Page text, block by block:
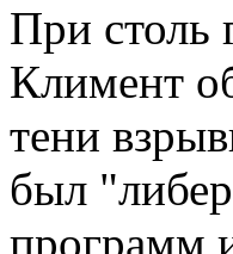
При столь
Климент
тени
был
программ